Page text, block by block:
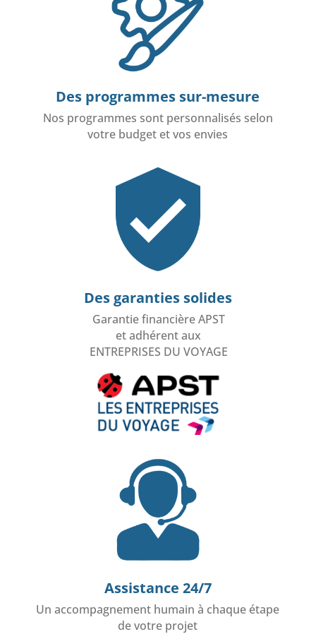
Des programmes sur-mesure
Nos programmes sont personnalisés selon
votre budget et vos envies
Des garanties solides
Garantie financière APST
et adhérent aux
ENTREPRISES DU VOYAGE
Assistance 24/7
Un accompagnement humain à chaque étape
de votre projet